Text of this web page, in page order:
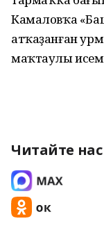
Камаловҡа
атҡаҙанған
маҡтаулы
Читайте нас